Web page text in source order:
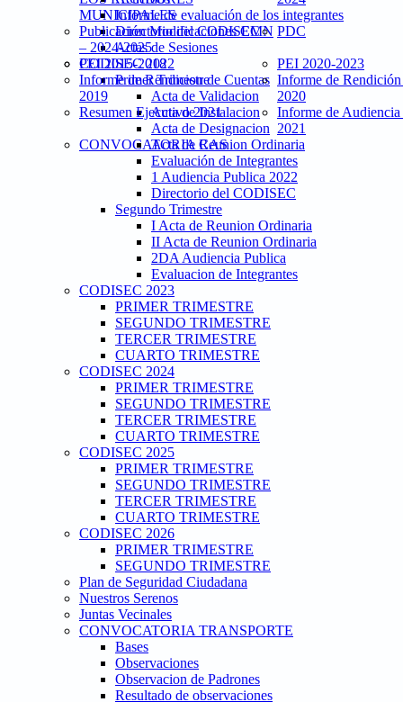
MUNICIPALES
Publicación Modificaciones CMN
– 2024-2025
PDC
PEI 2015-2018
PEI 2020-2023
Informe de Rendicion de Cuentas
2019
Informe de Rendición
2020
Resumen Ejecutivo 2021
Informe de
2021
CONVOCATORIA CAS
Informe de evaluación de los integrantes
Directorio del CODISEC
Actas de Sesiones
CODISEC 2022
Primer Trimestre
Acta de Validacion
Acta de Instalacion
Acta de Designacion
Acta de Reunion Ordinaria
Evaluación de Integrantes
1 Audiencia Publica 2022
Directorio del CODISEC
Segundo Trimestre
I Acta de Reunion Ordinaria
II Acta de Reunion Ordinaria
2DA Audiencia Publica
Evaluacion de Integrantes
CODISEC 2023
PRIMER TRIMESTRE
SEGUNDO TRIMESTRE
TERCER TRIMESTRE
CUARTO TRIMESTRE
CODISEC 2024
PRIMER TRIMESTRE
SEGUNDO TRIMESTRE
TERCER TRIMESTRE
CUARTO TRIMESTRE
CODISEC 2025
PRIMER TRIMESTRE
SEGUNDO TRIMESTRE
TERCER TRIMESTRE
CUARTO TRIMESTRE
CODISEC 2026
PRIMER TRIMESTRE
SEGUNDO TRIMESTRE
Plan de Seguridad Ciudadana
Nuestros Serenos
Juntas Vecinales
CONVOCATORIA TRANSPORTE
Bases
Observaciones
Observacion de Padrones
Resultado de observaciones